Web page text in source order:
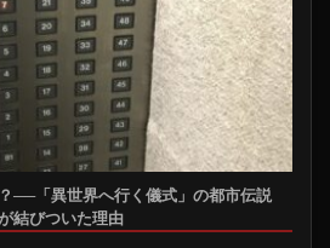
──「異世界へ行く儀式」の都市伝説
結びついた理由